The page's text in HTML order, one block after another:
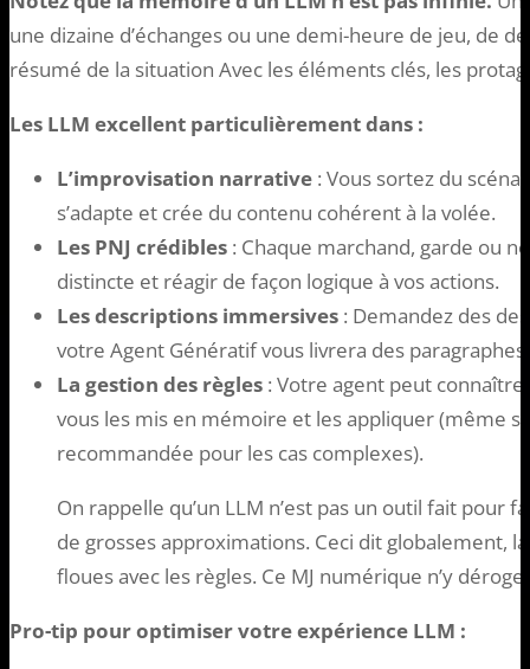
une dizaine d’échanges ou une demi-heure de jeu, de
résumé de la situation Avec les éléments clés, les
Les LLM excellent particulièrement dans :
L’improvisation narrative : Vous sortez du
s’adapte et crée du contenu cohérent à la volée.
Les PNJ crédibles : Chaque marchand, garde ou
distincte et réagir de façon logique à vos actions.
Les descriptions immersives : Demandez des
votre Agent Génératif vous livrera des
La gestion des règles : Votre agent peut
vous les mis en mémoire et les appliquer (même
recommandée pour les cas complexes).
On rappelle qu’un LLM n’est pas un outil fait pour
de grosses approximations. Ceci dit globalement,
floues avec les règles. Ce MJ numérique n’y
Pro-tip pour optimiser votre expérience LLM :